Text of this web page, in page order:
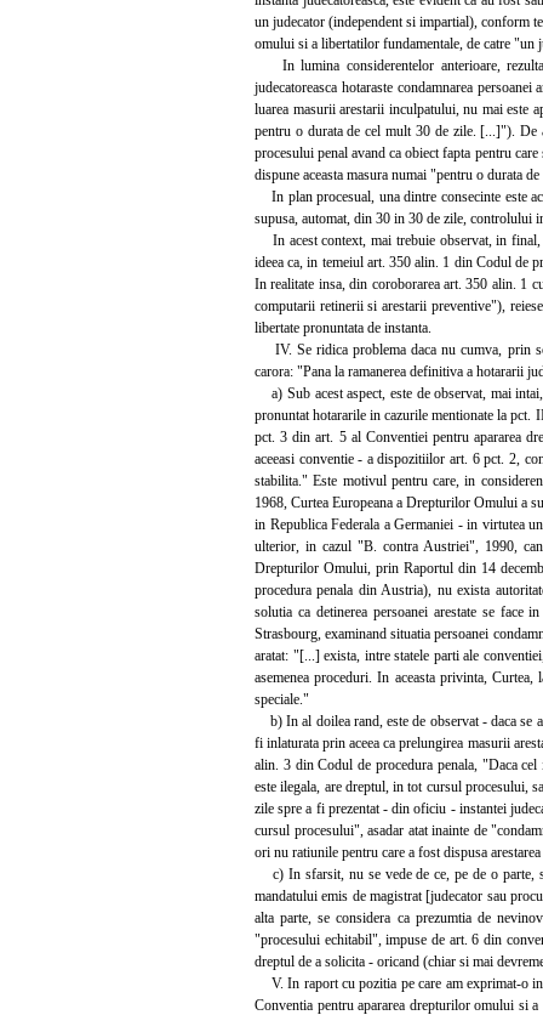
un judecator (independent si impartial), conform
omului si a libertatilor fundamentale, de catre
In lumina considerentelor anterioare,
judecatoreasca hotaraste condamnarea
luarea masurii arestarii inculpatului, nu mai este
pentru o durata de cel mult 30 de zile. [...]"). De
procesului penal avand ca obiect fapta pentru
dispune aceasta masura numai "pentru o durata
In plan procesual, una dintre consecinte este
supusa, automat, din 30 in 30 de zile, controlului
In acest context, mai trebuie observat, in final,
ideea ca, in temeiul art. 350 alin. 1 din Codul de
In realitate insa, din coroborarea art. 350 alin. 1
computarii retinerii si arestarii preventive"),
libertate pronuntata de instanta.
IV. Se ridica problema daca nu cumva, prin
carora: "Pana la ramanerea definitiva a hotararii
a) Sub acest aspect, este de observat, mai
pronuntat hotararile in cazurile mentionate la
pct. 3 din art. 5 al Conventiei pentru apararea
aceeasi conventie - a dispozitiilor art. 6 pct. 2,
stabilita." Este motivul pentru care, in
1968, Curtea Europeana a Drepturilor Omului a
in Republica Federala a Germaniei - in virtutea
ulterior, in cazul "B. contra Austriei", 1990,
Drepturilor Omului, prin Raportul din 14
procedura penala din Austria), nu exista
solutia ca detinerea persoanei arestate se
Strasbourg, examinand situatia persoanei
aratat: "[...] exista, intre statele parti ale
asemenea proceduri. In aceasta privinta,
speciale."
b) In al doilea rand, este de observat - daca se
fi inlaturata prin aceea ca prelungirea masurii
alin. 3 din Codul de procedura penala, "Daca cel
este ilegala, are dreptul, in tot cursul procesului,
zile spre a fi prezentat - din oficiu - instantei
cursul procesului", asadar atat inainte de
ori nu ratiunile pentru care a fost dispusa
c) In sfarsit, nu se vede de ce, pe de o parte,
mandatului emis de magistrat [judecator sau
alta parte, se considera ca prezumtia de
"procesului echitabil", impuse de art. 6 din
dreptul de a solicita - oricand (chiar si mai
V. In raport cu pozitia pe care am exprimat-o
Conventia pentru apararea drepturilor omului si